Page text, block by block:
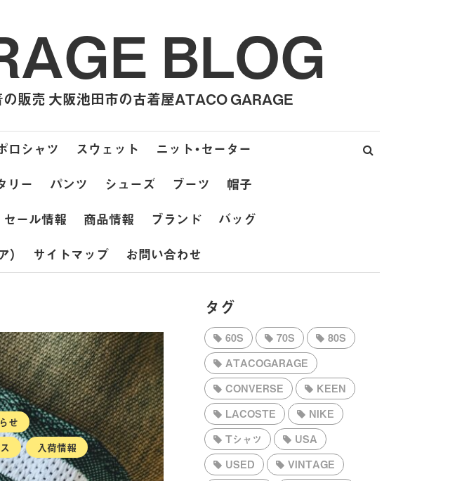
BLOG
販売 大阪池田市の古着屋ATACO GARAGE
ロシャツ スウェット
ニット・セーター
リー パンツ シューズ ブーツ
帽子
セール情報 商品情報 ブランド
バッグ
） サイトマップ お問い合わせ
せ
入荷情報
タグ
60S 70S
80S
ATACOGARAGE
CONVERSE
KEEN
LACOSTE
NIKE
Tシャツ
USA
USED
VINTAGE